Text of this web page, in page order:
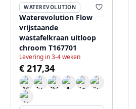
WATEREVOLUTION
Waterevolution Flow
vrijstaande
wastafelkraan uitloop
chroom T167701
Levering in 3-4 weken
€ 217,34